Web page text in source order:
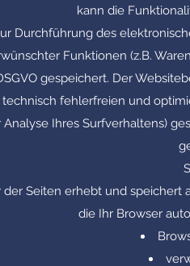
kann die
Durchführung des
Funktionen (z.B.
gespeichert. Der
technisch fehlerfreien und
Analyse Ihres Surfverhaltens)
der Seiten erhebt und
die Ihr Browser